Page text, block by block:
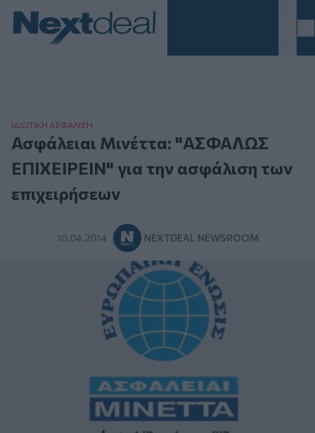
ΙΔΙΩΤΙΚΗ ΑΣΦAΛΙΣΗ
Ασφάλειαι Μινέττα: "ΑΣΦΑΛΩΣ
ΕΠΙΧΕΙΡΕΙΝ" για την ασφάλιση των
επιχειρήσεων
10.04.2014 NEXTDEAL NEWSROOM